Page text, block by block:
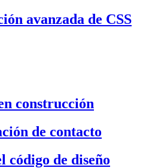
avanzada de CSS
construcción
de contacto
código de diseño